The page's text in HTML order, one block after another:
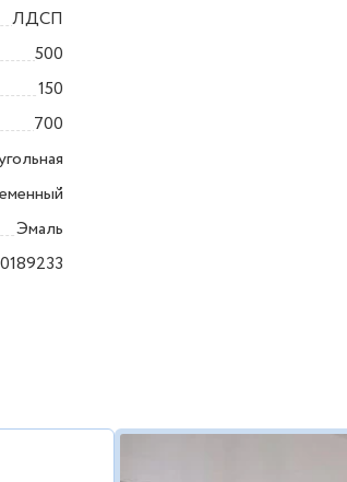
ЛДСП
500
150
700
Эмаль